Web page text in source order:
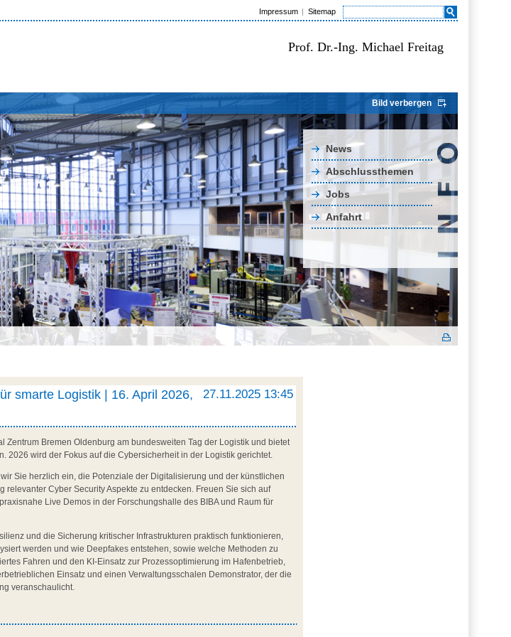
Impressum Sitemap
Prof. Dr.-Ing. Michael Freitag
Bild verbergen
News
Abschlussthemen
Jobs
Anfahrt
27.11.2025 13:45
smarte Logistik | 16. April 2026,
Zentrum Bremen Oldenburg am bundesweiten Tag der Logistik und bietet
2026 wird der Fokus auf die Cybersicherheit in der Logistik gerichtet.
Sie herzlich ein, die Potenziale der Digitalisierung und der künstlichen
Cyber Security Aspekte zu entdecken. Freuen Sie sich auf
Live Demos in der Forschungshalle des BIBA und Raum für
und die Sicherung kritischer Infrastrukturen praktisch funktionieren,
werden und wie Deepfakes entstehen, sowie welche Methoden zu
Fahren und den KI-Einsatz zur Prozessoptimierung im Hafenbetrieb,
Einsatz und einen Verwaltungsschalen Demonstrator, der die
veranschaulicht.